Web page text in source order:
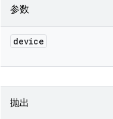
参数
device
抛出